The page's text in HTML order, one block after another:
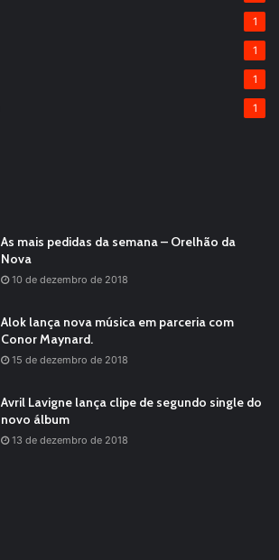
1
1
1
1
As mais pedidas da semana – Orelhão da
Nova
10 de dezembro de 2018
Alok lança nova música em parceria com
Conor Maynard.
15 de dezembro de 2018
Avril Lavigne lança clipe de segundo single do
novo álbum
13 de dezembro de 2018